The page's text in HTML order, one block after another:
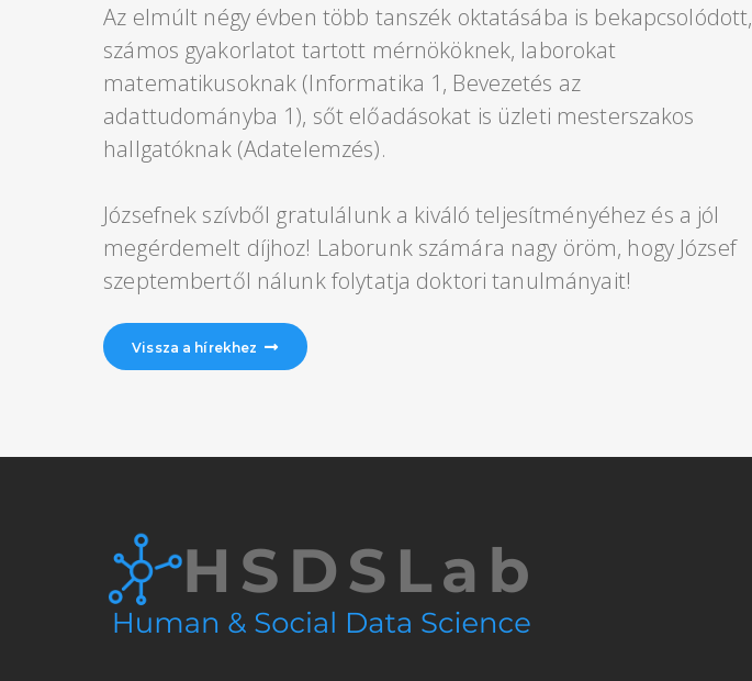
Az elmúlt négy évben több tanszék oktatásába is bekapcsolódott,
számos gyakorlatot tartott mérnököknek, laborokat
matematikusoknak (Informatika 1, Bevezetés az
adattudományba 1), sőt előadásokat is üzleti mesterszakos
hallgatóknak (Adatelemzés).
Józsefnek szívből gratulálunk a kiváló teljesítményéhez és a jól
megérdemelt díjhoz! Laborunk számára nagy öröm, hogy József
szeptembertől nálunk folytatja doktori tanulmányait!
Vissza a hírekhez